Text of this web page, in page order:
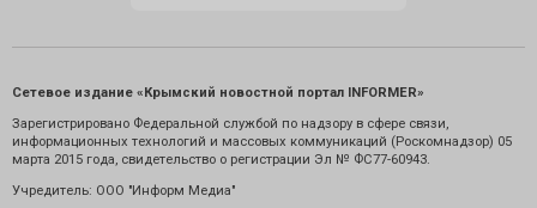
Сетевое издание «Крымский новостной портал INFORMER»
Зарегистрировано Федеральной службой по надзору в сфере связи,
информационных технологий и массовых коммуникаций (Роскомнадзор) 05
марта 2015 года, свидетельство о регистрации Эл № ФС77-60943.
Учредитель: ООО "Информ Медиа"